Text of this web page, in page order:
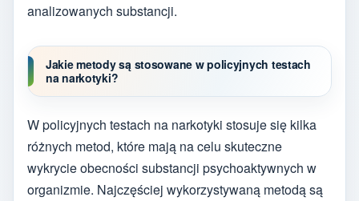
analizowanych substancji.
Jakie metody są stosowane w policyjnych testach
na narkotyki?
W policyjnych testach na narkotyki stosuje się kilka
różnych metod, które mają na celu skuteczne
wykrycie obecności substancji psychoaktywnych w
organizmie. Najczęściej wykorzystywaną metodą są